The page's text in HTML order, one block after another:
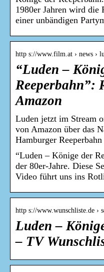
1980er Jahren wird die
einer unbändigen
http s://www.film.at › news ›
“Luden –
Reeperbahn”:
Amazon
Luden jetzt im Stream
von Amazon über das
Hamburger
“Luden – Könige der
der 80er-Jahre. Diese
Video führt uns ins
http s://www.wunschliste.de ›
Luden –
– TV